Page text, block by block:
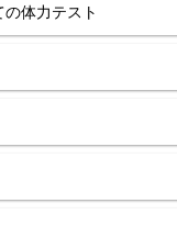
体力テスト